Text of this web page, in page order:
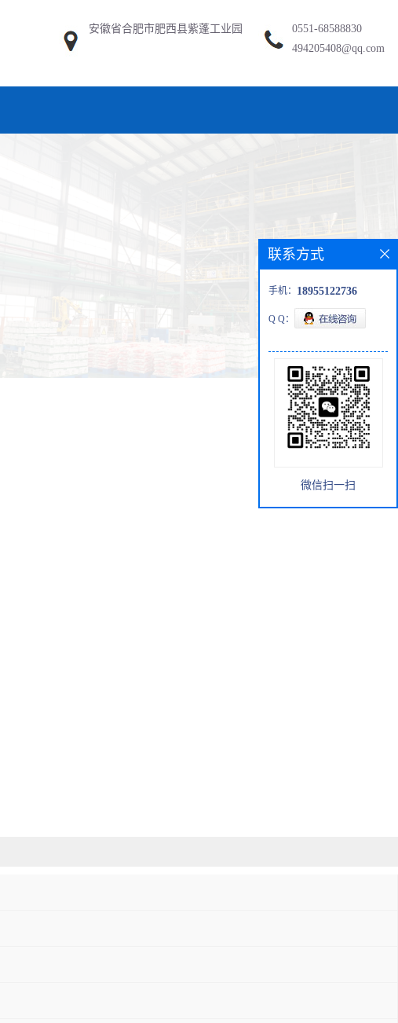
安徽省合肥市肥西县紫蓬工业园
0551-68588830
494205408@qq.com
联系方式
手机： 18955122736
Q Q：
微信扫一扫